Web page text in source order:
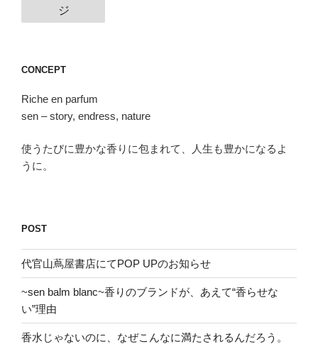
の
ー
送
ジ
CONCEPT
Riche en parfum
sen – story, endress, nature
使うたびに豊かな香りに包まれて、人生も豊かになるよ
うに。
POST
代官山蔦屋書店にてPOP UPのお知らせ
~sen balm blanc~香りのブランドが、あえて“香らせな
い”理由
香水じゃないのに、なぜこんなに満たされるんだろう。